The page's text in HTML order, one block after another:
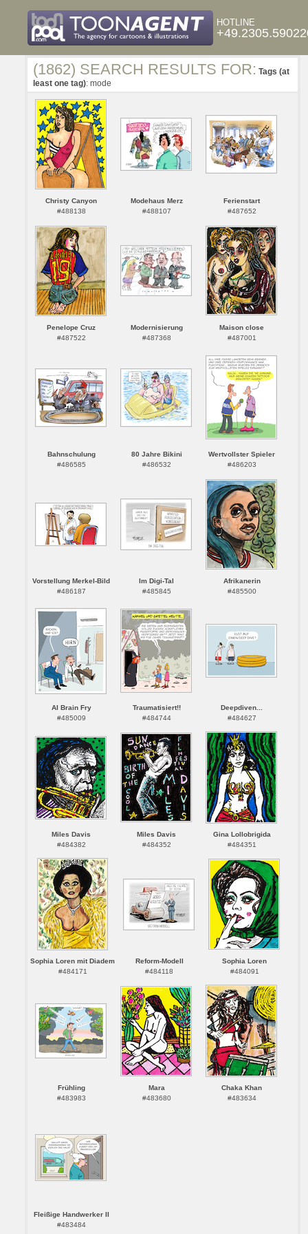
HOTLINE
(1862) SEARCH RESULTS FOR: Tags (at
least one tag): mode
Christy Canyon
#488138
Modehaus Merz
#488107
Ferienstart
#487652
Penelope Cruz
#487522
Modernisierung
#487368
Maison close
#487001
Bahnschulung
#486585
80 Jahre Bikini
#486532
Wertvollster Spieler
#486203
Vorstellung Merkel-Bild
#486187
Im Digi-Tal
#485845
Afrikanerin
#485500
AI Brain Fry
#485009
Traumatisiert!!
#484744
Deepdiven...
#484627
Miles Davis
#484382
Miles Davis
#484352
Gina Lollobrigida
#484351
Sophia Loren mit Diadem
#484171
Reform-Modell
#484118
Sophia Loren
#484091
Frühling
#483983
Mara
#483680
Chaka Khan
#483634
Fleißige Handwerker II
#483484